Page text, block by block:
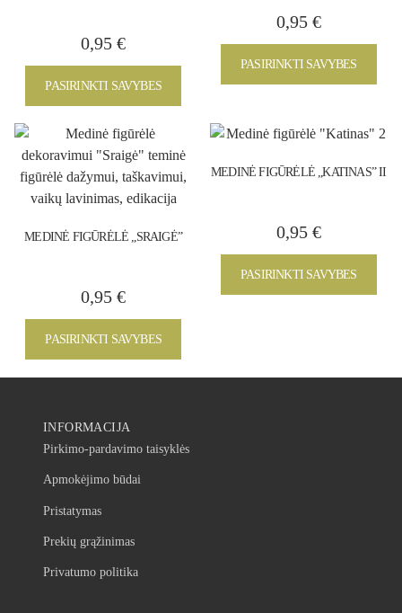
0,95€
PASIRINKTI SAVYBES
0,95 €
PASIRINKTI SAVYBES
MEDINĖ FIGŪRĖLĖ „SRAIGĖ”
0,95€
PASIRINKTI SAVYBES
MEDINĖ FIGŪRĖLĖ „KATINAS” II
0,95 €
PASIRINKTI SAVYBES
INFORMACIJA
Pirkimo-pardavimo taisyklės
Apmokėjimo būdai
Pristatymas
Prekių grąžinimas
Privatumo politika